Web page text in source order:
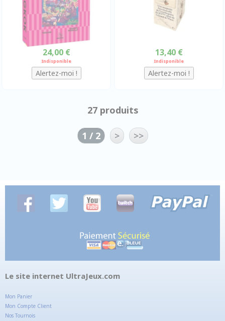
24,00 €
Indisponible
13,40 €
Indisponible
27 produits
1 / 2 > >>
Le site internet UltraJeux.com
Mon Panier
Mon Compte Client
Nos Tournois